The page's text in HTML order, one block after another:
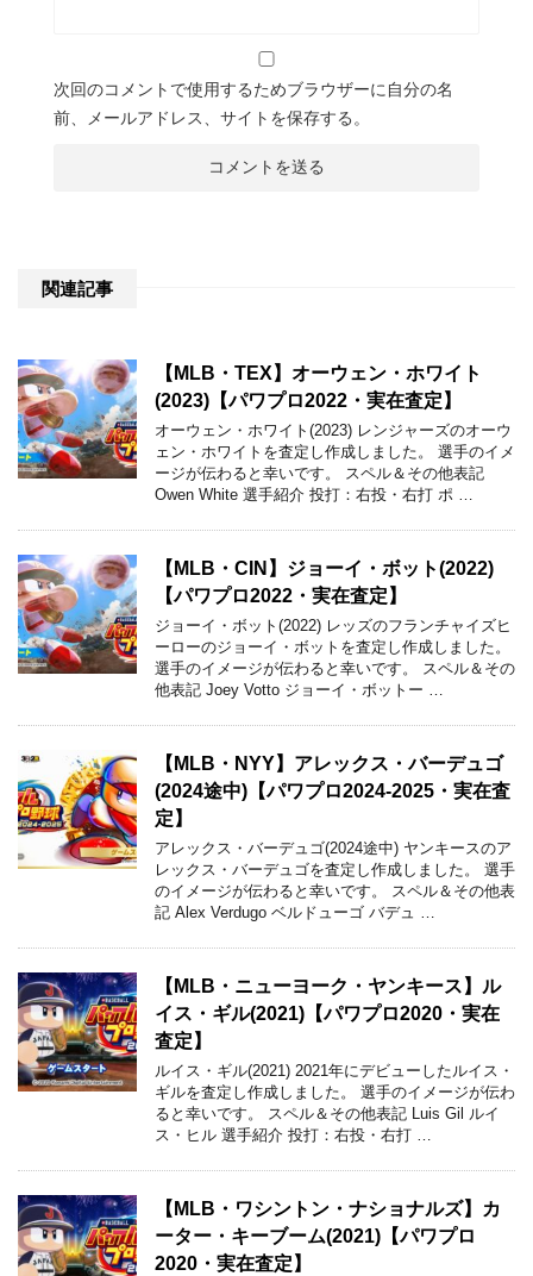
次回のコメントで使用するためブラウザーに自分の名
前、メールアドレス、サイトを保存する。
関連記事
【MLB・TEX】オーウェン・ホワイト
(2023)【パワプロ2022・実在査定】
オーウェン・ホワイト(2023) レンジャーズのオーウ
ェン・ホワイトを査定し作成しました。 選手のイメ
ージが伝わると幸いです。 スペル＆その他表記
Owen White 選手紹介 投打：右投・右打 ポ …
【MLB・CIN】ジョーイ・ボット(2022)
【パワプロ2022・実在査定】
ジョーイ・ボット(2022) レッズのフランチャイズヒ
ーローのジョーイ・ボットを査定し作成しました。
選手のイメージが伝わると幸いです。 スペル＆その
他表記 Joey Votto ジョーイ・ボットー …
【MLB・NYY】アレックス・バーデュゴ
(2024途中)【パワプロ2024-2025・実在査
定】
アレックス・バーデュゴ(2024途中) ヤンキースのア
レックス・バーデュゴを査定し作成しました。 選手
のイメージが伝わると幸いです。 スペル＆その他表
記 Alex Verdugo ベルドューゴ バデュ …
【MLB・ニューヨーク・ヤンキース】ル
イス・ギル(2021)【パワプロ2020・実在
査定】
ルイス・ギル(2021) 2021年にデビューしたルイス・
ギルを査定し作成しました。 選手のイメージが伝わ
ると幸いです。 スペル＆その他表記 Luis Gil ルイ
ス・ヒル 選手紹介 投打：右投・右打 …
【MLB・ワシントン・ナショナルズ】カ
ーター・キーブーム(2021)【パワプロ
2020・実在査定】